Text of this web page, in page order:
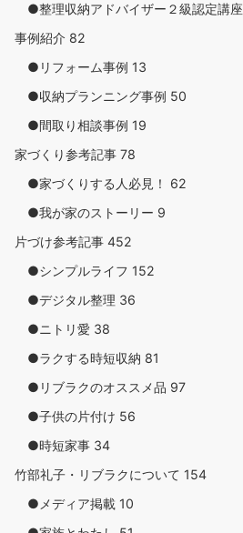
●整理収納アドバイザー２級認定講座
事例紹介 82
●リフォーム事例 13
●収納プランニング事例 50
●間取り相談事例 19
家づくり参考記事 78
●家づくりする人必見！ 62
●我が家のストーリー 9
片づけ参考記事 452
●シンプルライフ 152
●デジタル整理 36
●ニトリ愛 38
●ラクする時短収納 81
●リブラクのオススメ品 97
●子供の片付け 56
●時短家事 34
竹部礼子・リブラクについて 154
●メディア掲載 10